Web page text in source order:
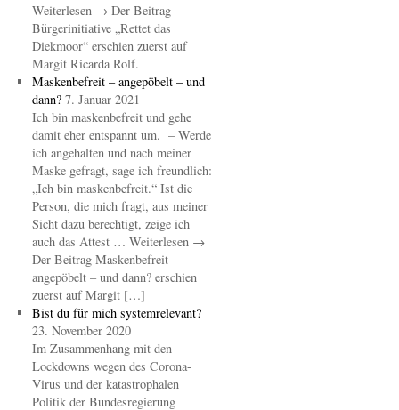
Weiterlesen → Der Beitrag
Bürgerinitiative „Rettet das
Diekmoor“ erschien zuerst auf
Margit Ricarda Rolf.
Maskenbefreit – angepöbelt – und
dann? 7. Januar 2021
Ich bin maskenbefreit und gehe
damit eher entspannt um. – Werde
ich angehalten und nach meiner
Maske gefragt, sage ich freundlich:
„Ich bin maskenbefreit.“ Ist die
Person, die mich fragt, aus meiner
Sicht dazu berechtigt, zeige ich
auch das Attest … Weiterlesen →
Der Beitrag Maskenbefreit –
angepöbelt – und dann? erschien
zuerst auf Margit […]
Bist du für mich systemrelevant?
23. November 2020
Im Zusammenhang mit den
Lockdowns wegen des Corona-
Virus und der katastrophalen
Politik der Bundesregierung